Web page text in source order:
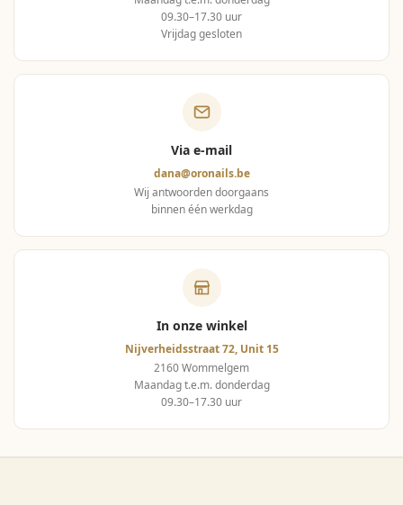
09.30–17.30 uur
Vrijdag gesloten
Via e-mail
dana@oronails.be
Wij antwoorden doorgaans
binnen één werkdag
In onze winkel
Nijverheidsstraat 72, Unit 15
2160 Wommelgem
Maandag t.e.m. donderdag
09.30–17.30 uur